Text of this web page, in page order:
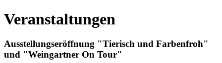
Veranstaltungen
Ausstellungseröffnung "Tierisch und Farbenfroh"
und "Weingartner On Tour"